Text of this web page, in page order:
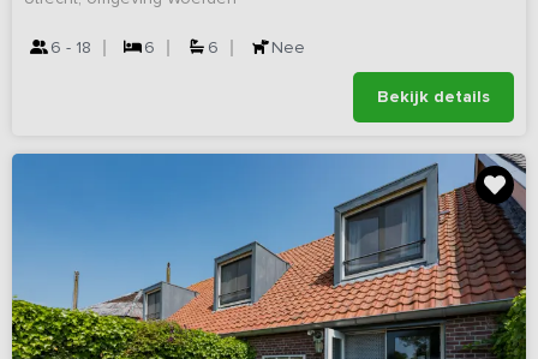
6 - 18 6 6 Nee
Bekijk details